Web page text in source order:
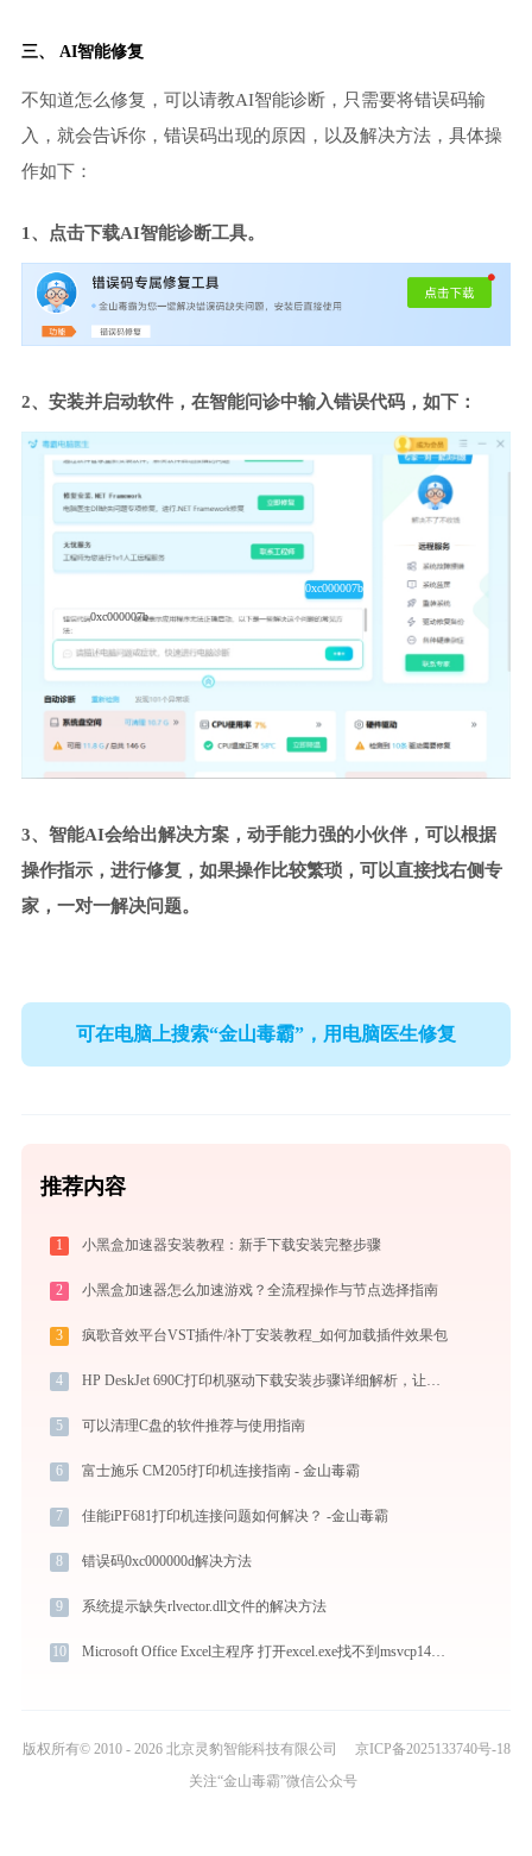
三、 AI智能修复
不知道怎么修复，可以请教AI智能诊断，只需要将错误码输
入，就会告诉你，错误码出现的原因，以及解决方法，具体操
作如下：
1、点击下载AI智能诊断工具。
2、安装并启动软件，在智能问诊中输入错误代码，如下：
0xc000007b
0xc000007b
3、智能AI会给出解决方案，动手能力强的小伙伴，可以根据
操作指示，进行修复，如果操作比较繁琐，可以直接找右侧专
家，一对一解决问题。
可在电脑上搜索“金山毒霸”，用电脑医生修复
推荐内容
1 小黑盒加速器安装教程：新手下载安装完整步骤
2 小黑盒加速器怎么加速游戏？全流程操作与节点选择指南
3 疯歌音效平台VST插件/补丁安装教程_如何加载插件效果包
4 HP DeskJet 690C打印机驱动下载安装步骤详细解析，让安装更简单
5 可以清理C盘的软件推荐与使用指南
6 富士施乐 CM205f打印机连接指南 - 金山毒霸
7 佳能iPF681打印机连接问题如何解决？ -金山毒霸
8 错误码0xc000000d解决方法
9 系统提示缺失rlvector.dll文件的解决方法
10 Microsoft Office Excel主程序 打开excel.exe找不到msvcp140.dll怎么办
版权所有© 2010 - 2026 北京灵豹智能科技有限公司
京ICP备2025133740号-18
关注“金山毒霸”微信公众号